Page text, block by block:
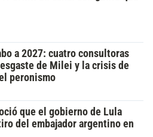
a 2027: cuatro consultoras
de Milei y la crisis de
peronismo
que el gobierno de Lula
del embajador argentino en